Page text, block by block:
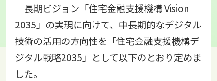
長期ビジョン「住宅金融支援機構 Vision
2035」の実現に向けて、中長期的なデジタル
技術の活用の方向性を「住宅金融支援機構デ
ジタル戦略2035」として以下のとおり定めま
した。